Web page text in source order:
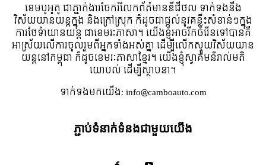
ខេមបូអូតូ ជាភ្នាក់ងារចែករំលែកព័ត៍មានឌីជីថល ទាក់ទងនឹង
វិស័យយានយន្តក្នុង និងក្រៅស្រុក ក៏ដូចជាផ្តល់នូវគន្លឹះសំខាន់ៗក្នុង
ការថែទំាយានយន្ត ជាខេមរៈភាសា។ យើងខ្ញុំអាចរីកចំរើនទៅបានគឺ
អាស្រ័យលើការចូលរួមពីអ្នកទាំងអស់គ្នា ដើម្បីលើកស្ទួយវិស័យយាន
យន្តនៅកម្ពុជា ក៏ដូចខេមរៈភាសាខ្មែរ។ យើងខ្ញុំស្វាគមន៌រាល់មតិ
យោបល់ ដើម្បីស្ថាបនា។
ទាក់ទង​មក​យើង:info@camboauto.com
ភ្ជាប់ទំនាក់ទំនងជាមួយយើង